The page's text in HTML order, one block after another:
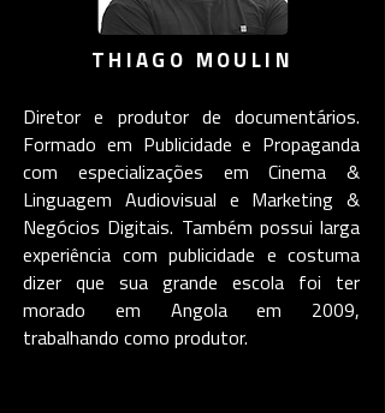
THIAGO MOULIN
Diretor e produtor de documentários.
Formado em Publicidade e Propaganda
com especializações em Cinema &
Linguagem Audiovisual e Marketing &
Negócios Digitais. Também possui larga
experiência com publicidade e costuma
dizer que sua grande escola foi ter
morado em Angola em 2009,
trabalhando como produtor.